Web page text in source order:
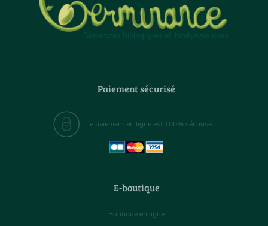
Paiement sécurisé
Le paiement en ligne est 100% sécurisé
E-boutique
Boutique en ligne